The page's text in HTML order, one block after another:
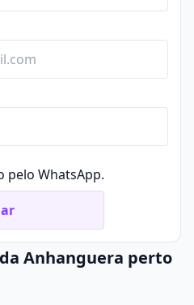
pelo WhatsApp.
Anhanguera perto